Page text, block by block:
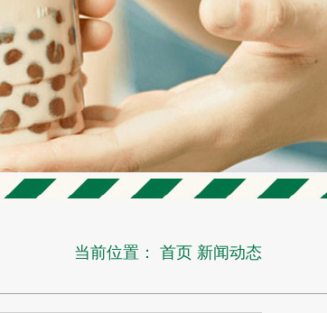
当前位置： 首页 新闻动态